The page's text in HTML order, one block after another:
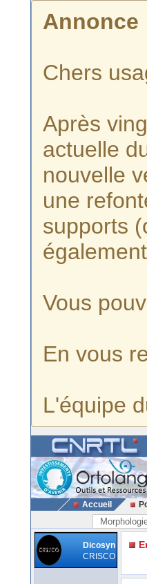
Annonce
Chers
Après
actuelle
nouvelle
une
supports
Vous
En vous
L'équipe
Accueil
Dicosyn
CRISCO